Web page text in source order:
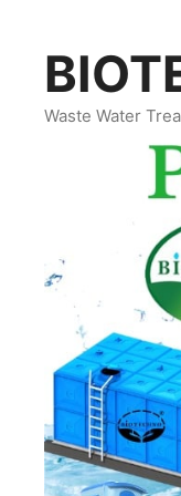
content
Waste Water